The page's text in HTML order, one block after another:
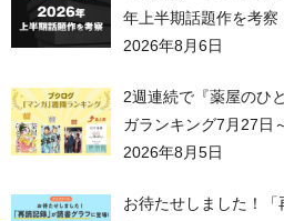
年上半期話題作を考察
2026年8月6日
2週連続で『薬屋のひ
ガランキング7月27日
2026年8月5日
お待たせしました！